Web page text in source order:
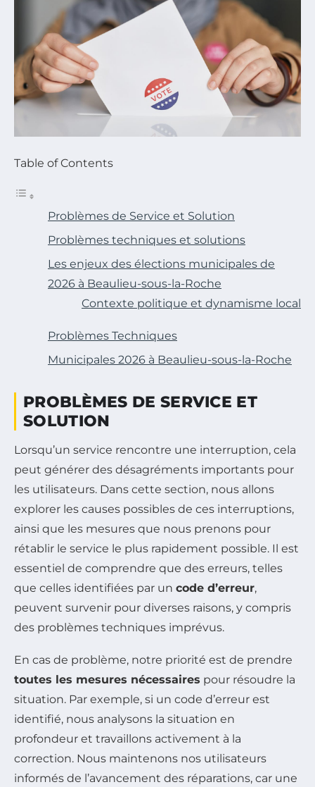
Table of Contents
Problèmes de Service et Solution
Problèmes techniques et solutions
Les enjeux des élections municipales de
2026 à Beaulieu-sous-la-Roche
Contexte politique et dynamisme local
Problèmes Techniques
Municipales 2026 à Beaulieu-sous-la-Roche
PROBLÈMES DE SERVICE ET
SOLUTION
Lorsqu’un service rencontre une interruption, cela
peut générer des désagréments importants pour
les utilisateurs. Dans cette section, nous allons
explorer les causes possibles de ces interruptions,
ainsi que les mesures que nous prenons pour
rétablir le service le plus rapidement possible. Il est
essentiel de comprendre que des erreurs, telles
que celles identifiées par un code d’erreur,
peuvent survenir pour diverses raisons, y compris
des problèmes techniques imprévus.
En cas de problème, notre priorité est de prendre
toutes les mesures nécessaires pour résoudre la
situation. Par exemple, si un code d’erreur est
identifié, nous analysons la situation en
profondeur et travaillons activement à la
correction. Nous maintenons nos utilisateurs
informés de l’avancement des réparations, car une